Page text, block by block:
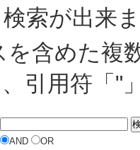
索が出来
含めた複
引用符「"
AND
OR